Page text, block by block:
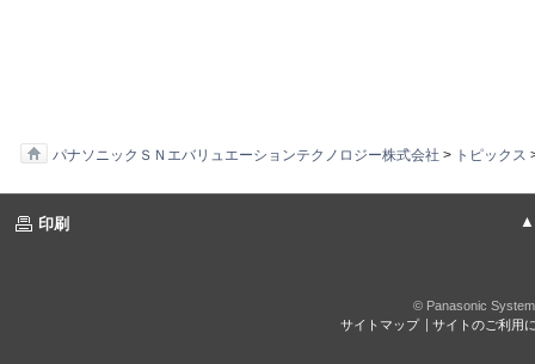
パナソニックＳＮエバリュエーションテクノロジー株式会社 > トピックス
印刷 ▲ページ
© Panasonic
サイトマップ
サイトのご利用